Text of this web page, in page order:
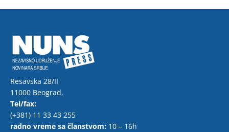
Resavska 28/II
11000 Beograd,
Tel/fax:
(+381) 11 33 43 255
radno vreme sa članstvom: 10 – 16h